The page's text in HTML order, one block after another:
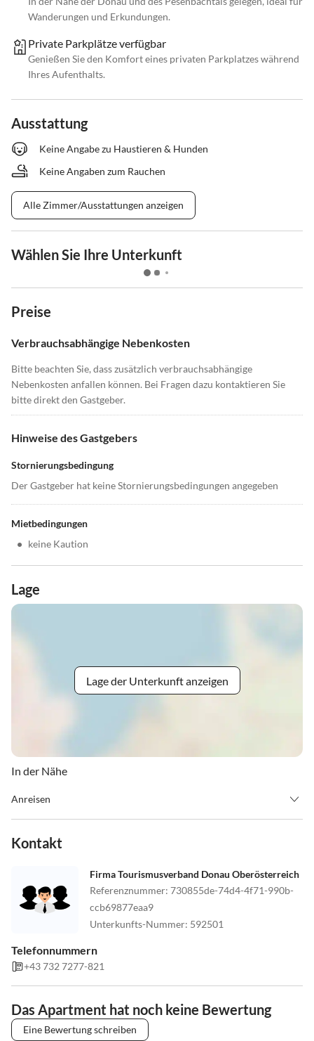
Wanderungen und Erkundungen.
Private Parkplätze verfügbar
Genießen Sie den Komfort eines privaten Parkplatzes während
Ihres Aufenthalts.
Ausstattung
Keine Angabe zu Haustieren & Hunden
Keine Angaben zum Rauchen
Alle Zimmer/Ausstattungen anzeigen
Wählen Sie Ihre Unterkunft
Preise
Verbrauchsabhängige Nebenkosten
Bitte beachten Sie, dass zusätzlich verbrauchsabhängige
Nebenkosten anfallen können. Bei Fragen dazu kontaktieren Sie
bitte direkt den Gastgeber.
Hinweise des Gastgebers
Stornierungsbedingung
Der Gastgeber hat keine Stornierungsbedingungen angegeben
Mietbedingungen
• keine Kaution
Lage
Lage der Unterkunft anzeigen
In der Nähe
Anreisen
Von Montag bis Freitag ist auch ein frühes Auschecken ab 5 Uhr
Kontakt
Firma Tourismusverband Donau Oberösterreich
Referenznummer: 730855de-74d4-4f71-990b-
ccb69877eaa9
Unterkunfts-Nummer: 592501
Telefonnummern
+43 732 7277-821
Das Apartment hat noch keine Bewertung
Eine Bewertung schreiben